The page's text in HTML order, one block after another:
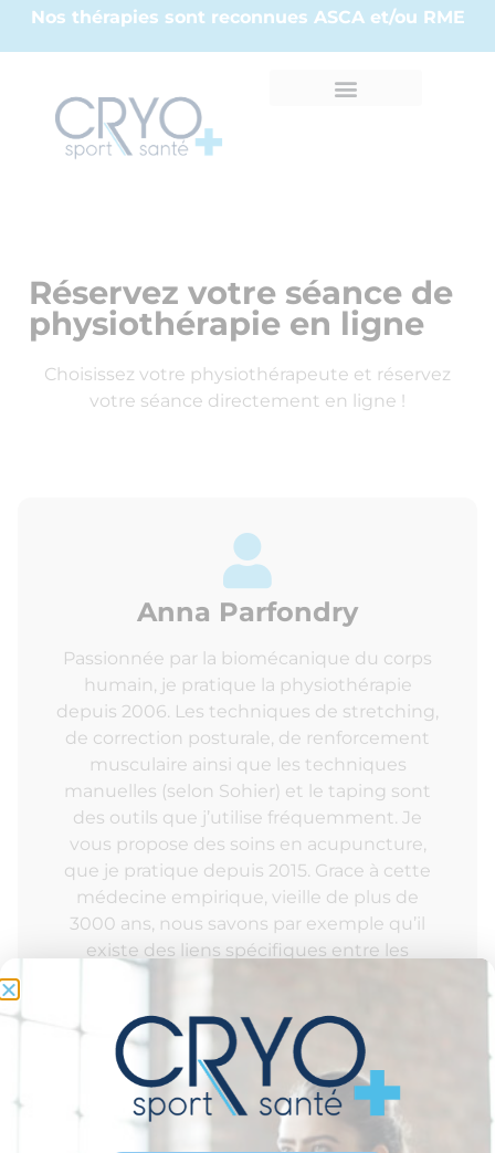
Nos thérapies sont reconnues ASCA et/ou RME
Réservez votre séance de
physiothérapie en ligne
Choisissez votre physiothérapeute et réservez
votre séance directement en ligne !
Anna Parfondry
Passionnée par la biomécanique du corps
humain, je pratique la physiothérapie
depuis 2006. Les techniques de stretching,
de correction posturale, de renforcement
musculaire ainsi que les techniques
manuelles (selon Sohier) et le taping sont
des outils que j’utilise fréquemment. Je
vous propose des soins en acupuncture,
que je pratique depuis 2015. Grace à cette
médecine empirique, vieille de plus de
3000 ans, nous savons par exemple qu’il
existe des liens spécifiques entre les
Réservez votre séance